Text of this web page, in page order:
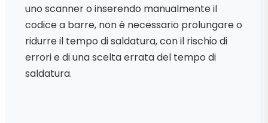
uno scanner o inserendo manualmente il
codice a barre, non è necessario prolungare o
ridurre il tempo di saldatura, con il rischio di
errori e di una scelta errata del tempo di
saldatura.